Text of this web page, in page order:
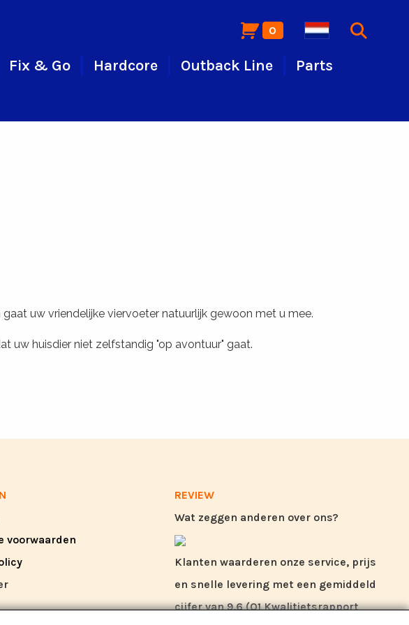
0
Fix & Go Hardcore Outback Line
Parts
uw vriendelijke viervoeter natuurlijk gewoon met u mee.
uw huisdier niet zelfstandig "op avontuur" gaat.
voorwaarden
REVIEW
Wat zeggen anderen over ons?
Klanten waarderen onze service, prijs
en snelle levering met een gemiddeld
cijfer van 9,6 (Q1 Kwalitietsrapport